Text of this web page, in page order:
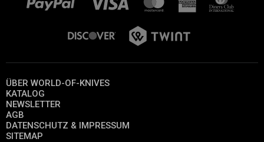
ÜBER WORLD-OF-KNIVES
KATALOG
NEWSLETTER
AGB
DATENSCHUTZ & IMPRESSUM
SITEMAP